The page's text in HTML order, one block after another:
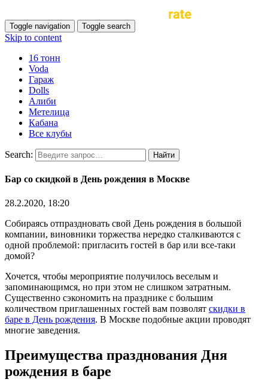
Toggle navigation Toggle search
Skip to content
16 тонн
Voda
Гараж
Dolls
Алиби
Метелица
Кабана
Все клубы
Search:
Бар со скидкой в День рождения в Москве
28.2.2020, 18:20
Собираясь отпраздновать свой День рождения в большой
компании, виновники торжества нередко сталкиваются с
одной проблемой: пригласить гостей в бар или все-таки
домой?
Хочется, чтобы мероприятие получилось веселым и
запоминающимся, но при этом не слишком затратным.
Существенно сэкономить на празднике с большим
количеством приглашенных гостей вам позволят скидки в
баре в День рождения. В Москве подобные акции проводят
многие заведения.
Преимущества празднования Дня
рождения в баре